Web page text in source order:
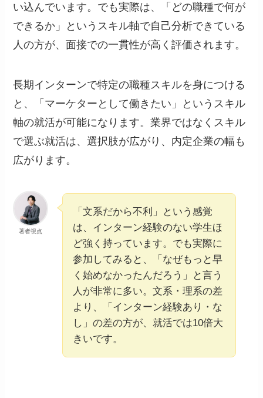
い込んでいます。でも実際は、「どの職種で何が
できるか」というスキル軸で自己分析できている
人の方が、面接での一貫性が高く評価されます。
長期インターンで特定の職種スキルを身につける
と、「マーケターとして働きたい」というスキル
軸の就活が可能になります。業界ではなくスキル
で選ぶ就活は、選択肢が広がり、内定企業の幅も
広がります。
著者視点
「文系だから不利」という感覚
は、インターン経験のない学生ほ
ど強く持っています。でも実際に
参加してみると、「なぜもっと早
く始めなかったんだろう」と言う
人が非常に多い。文系・理系の差
より、「インターン経験あり・な
し」の差の方が、就活では10倍大
きいです。